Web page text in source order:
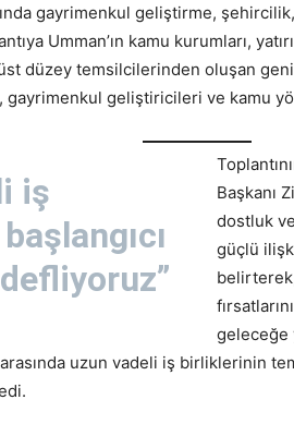
gayrimenkul geliştirme,
Umman’ın kamu kurumları,
düzey temsilcilerinden oluşan geniş
gayrimenkul geliştiricileri ve kamu
iş
Başkanı
dostluk
güçlü
geleceğe
uzun vadeli iş birliklerinin